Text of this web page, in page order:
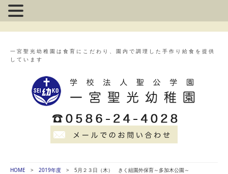
一宮聖光幼稚園は食育にこだわり、園内で調理した手作り給食を提供
しています
HOME 2019年度 5月２３日（木） きく組園外保育～多加木公園～